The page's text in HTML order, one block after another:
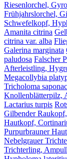
Riesenlorchel,
Frühjahrslorchel,
Schwefelkopf,
Amanita citrina
citrina var. alba
Galerina marginata
paludosa Falscher
Afterleistling,
Megacollybia
Tricholoma
Knollenblätterpilz,
Lactarius turpis
Gilbender
Hautkopf,
Purpurbrauner
Nebelgrauer
Trichterling,